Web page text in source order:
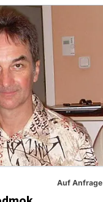
Auf Anfrage